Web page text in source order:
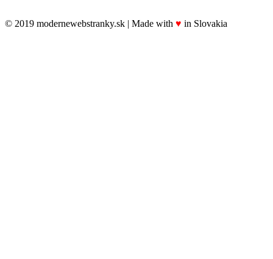
© 2019 modernewebstranky.sk | Made with ♥ in Slovakia